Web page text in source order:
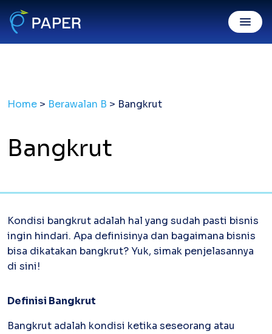
Invoice Penjualan
Kirim PO resmi gratis & mudah
PaperPay In
PaperPay Out
Bayar suplier dengan kartu kredit
Paper XB
Kartu Kredit Bisnis
Satu kartu untuk bisnis & personal
Home > Berawalan B > Bangkrut
Bangkrut
Kondisi bangkrut adalah hal yang sudah pasti bisnis
ingin hindari. Apa definisinya dan bagaimana bisnis
bisa dikatakan bangkrut? Yuk, simak penjelasannya
di sini!
Definisi Bangkrut
Bangkrut adalah kondisi ketika seseorang atau